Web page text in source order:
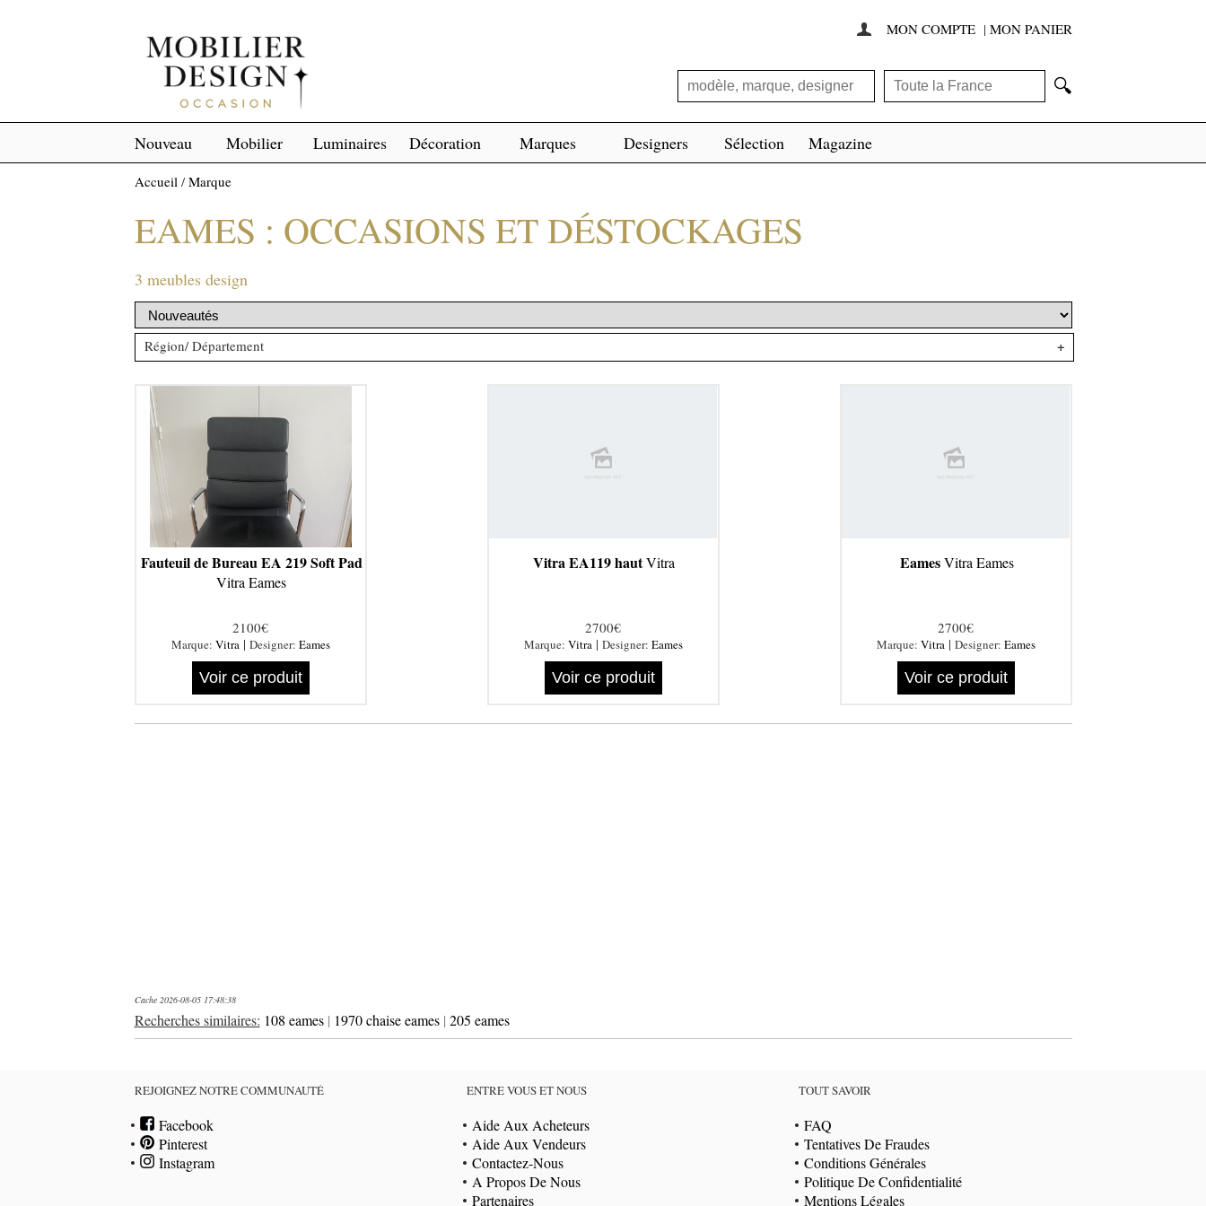
 MON COMPTE | MON PANIER
🔍
Nouveau Mobilier Luminaires Décoration Marques Designers Sélection Magazine
Accueil/Marque
EAMES : OCCASIONS ET DÉSTOCKAGES
3 meubles design
Région/ Département +
Fauteuil de Bureau EA 219 Soft Pad
Vitra Eames
2100€
Marque: Vitra| Designer: Eames
Voir ce produit
Vitra EA119 hautVitra
2700€
Marque: Vitra| Designer: Eames
Voir ce produit
EamesVitra Eames
2700€
Marque: Vitra| Designer: Eames
Voir ce produit
Cache 2026-08-05 17:48:38
Recherches similaires: 108 eames| 1970 chaise eames| 205 eames
REJOIGNEZ NOTRE COMMUNAUTÉ
Facebook
Pinterest
Instagram
ENTRE VOUS ET NOUS
Aide Aux Acheteurs
Aide Aux Vendeurs
Contactez-Nous
A Propos De Nous
Partenaires
TOUT SAVOIR
FAQ
Tentatives De Fraudes
Conditions Générales
Politique De Confidentialité
Mentions Légales